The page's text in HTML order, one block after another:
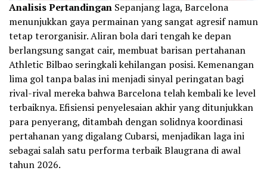
Analisis Pertandingan Sepanjang laga, Barcelona
menunjukkan gaya permainan yang sangat agresif namun
tetap terorganisir. Aliran bola dari tengah ke depan
berlangsung sangat cair, membuat barisan pertahanan
Athletic Bilbao seringkali kehilangan posisi. Kemenangan
lima gol tanpa balas ini menjadi sinyal peringatan bagi
rival-rival mereka bahwa Barcelona telah kembali ke level
terbaiknya. Efisiensi penyelesaian akhir yang ditunjukkan
para penyerang, ditambah dengan solidnya koordinasi
pertahanan yang digalang Cubarsi, menjadikan laga ini
sebagai salah satu performa terbaik Blaugrana di awal
tahun 2026.